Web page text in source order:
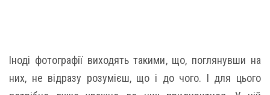
Іноді фотографії виходять такими, що, поглянувши на
них, не відразу розумієш, що і до чого. І для цього